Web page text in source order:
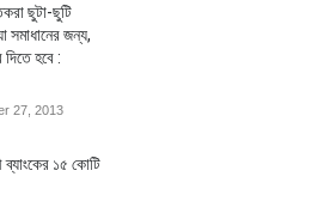
ছুটা-ছুটি
সমাধানের জন্য,
হবে :
27, 2013
ব্যাংকের ১৫ কোটি